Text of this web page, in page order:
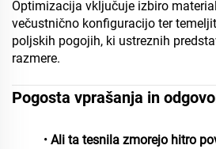
Optimizacija vključuje izbiro
večustnično konfiguracijo ter
poljskih pogojih, ki ustreznih
razmere.
Pogosta vprašanja in
• Ali ta tesnila zmorejo hitro